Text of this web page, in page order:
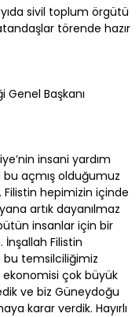
sivil toplum örgütü
törende hazır
Başkanı
insani yardım
bu açmış olduğumuz
hepimizin içinde
artık dayanılmaz
insanlar için bir
Filistin
bu temsilciliğimiz
çok büyük
ve biz Güneydoğu
karar verdik. Hayırlı